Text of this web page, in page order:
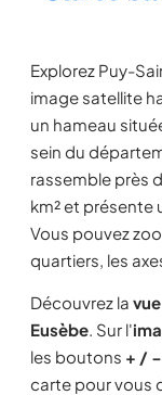
Explorez Puy-
image satellite
un hameau
sein du
rassemble près
km² et présente
Vous pouvez
quartiers, les
Découvrez la
Eusèbe. Sur l'
les boutons + / −
carte pour vous